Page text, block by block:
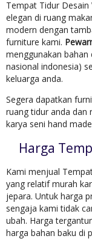
Tempat Tidur
elegan di ruang
modern dengan
furniture kami.
menggunakan bahan
nasional indonesia)
keluarga anda.
Segera dapatkan
ruang tidur anda dan
karya seni hand
Harga
Kami menjual
yang relatif murah
jepara. Untuk harga
sengaja kami tidak
ubah. Harga
harga bahan baku di